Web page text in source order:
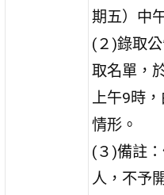
期五）中
(２)錄取
取名單，
上午9時
情形。
(３)備註
人，不予